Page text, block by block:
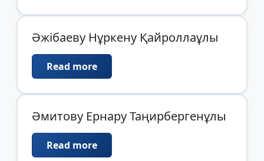
Әжібаеву Нұркену Қайроллаұлы
Read more
Әмитову Ернару Таңирбергенұлы
Read more